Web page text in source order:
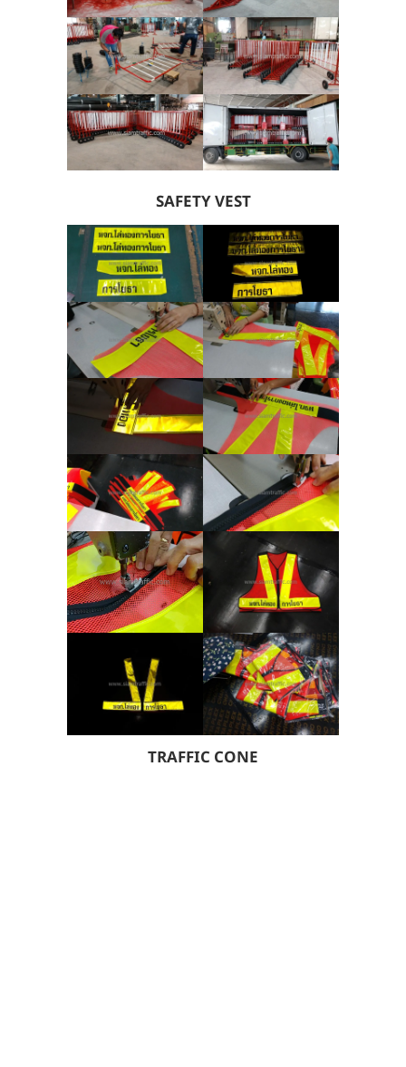
SAFETY VEST
TRAFFIC CONE